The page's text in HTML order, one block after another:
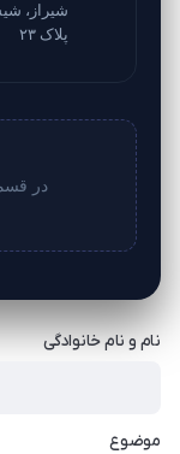
پلاک ۲۳
در
نام و نام خانوادگی
موضوع